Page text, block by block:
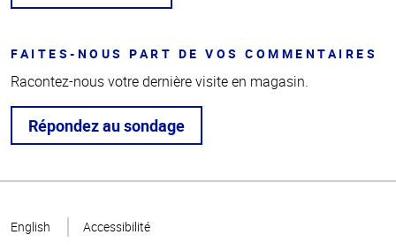
FAITES-NOUS PART DE VOS COMMENTAIRES
Racontez-nous votre dernière visite en magasin.
Répondez au sondage
page
English Accessibilité